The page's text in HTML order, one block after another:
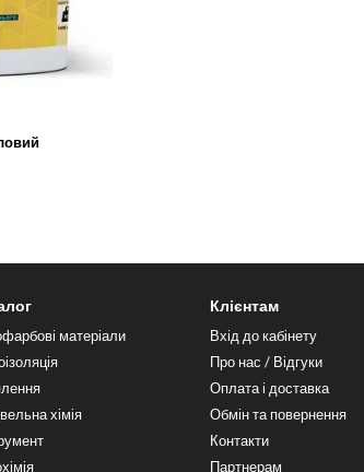
матеріали
хімія
Клієнтам
Вхід до кабінету
Про нас / Відгуки
Оплата і доставка
Обмін та повернення
Контакти
Партнерам